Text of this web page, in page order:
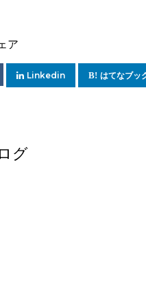
ア
Linkedin はてなブッ
グ